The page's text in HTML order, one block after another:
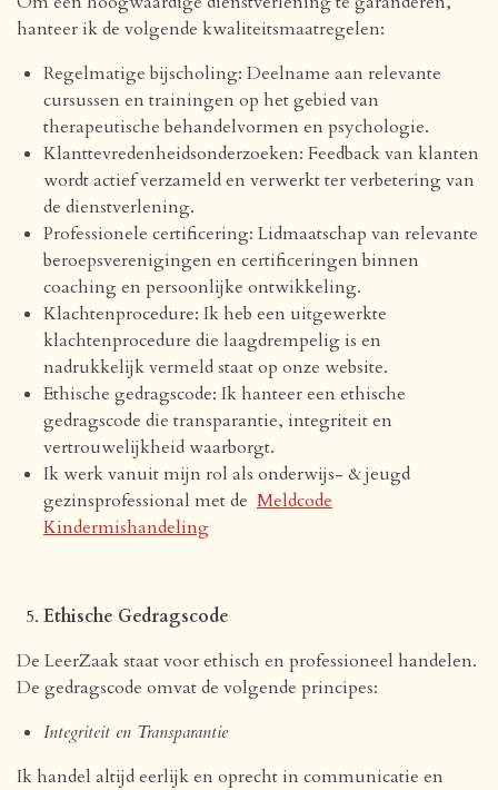
hanteer ik de volgende kwaliteitsmaatregelen:
Regelmatige bijscholing: Deelname aan relevante
cursussen en trainingen op het gebied van
therapeutische behandelvormen en psychologie.
Klanttevredenheidsonderzoeken: Feedback van klanten
wordt actief verzameld en verwerkt ter verbetering van
de dienstverlening.
Professionele certificering: Lidmaatschap van relevante
beroepsverenigingen en certificeringen binnen
coaching en persoonlijke ontwikkeling.
Klachtenprocedure: Ik heb een uitgewerkte
klachtenprocedure die laagdrempelig is en
nadrukkelijk vermeld staat op onze website.
Ethische gedragscode: Ik hanteer een ethische
gedragscode die transparantie, integriteit en
vertrouwelijkheid waarborgt.
Ik werk vanuit mijn rol als onderwijs- & jeugd
gezinsprofessional met de Meldcode
Kindermishandeling
Ethische Gedragscode
De LeerZaak staat voor ethisch en professioneel handelen.
De gedragscode omvat de volgende principes:
Integriteit en Transparantie
Ik handel altijd eerlijk en oprecht in communicatie en